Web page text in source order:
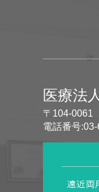
医療法
〒104-0061
電話番号